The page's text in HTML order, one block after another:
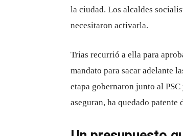
la ciudad. Los alcaldes
necesitaron activarla.
Trias recurrió a ella para
mandato para sacar adelante
etapa gobernaron junto al
aseguran, ha quedado patente